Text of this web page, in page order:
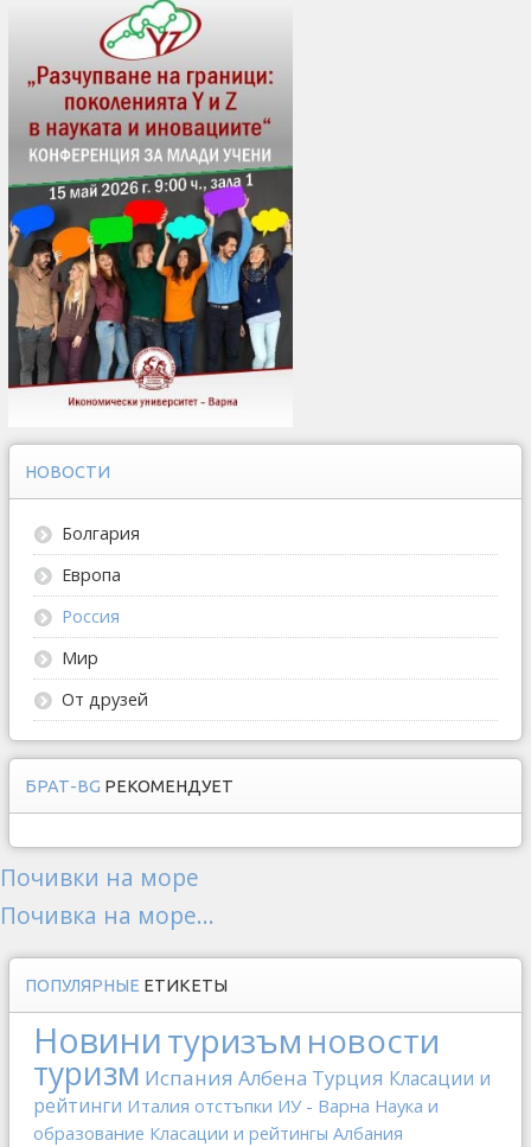
НОВОСТИ
Болгария
Европа
Россия
Мир
От друзей
БРАТ-BG РЕКОМЕНДУЕТ
Почивки на море
Почивка на море...
ПОПУЛЯРНЫЕ ЕТИКЕТЫ
Новинитуризъм новости
туризм Испания Албена Турция Класации и
рейтинги Италия отстъпки ИУ - Варна Наука и
образование Класации и рейтингы Албания